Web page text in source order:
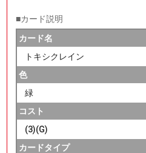
■カード説明
カード名
トキシクレイン
色
緑
コスト
(3)(G)
カードタイプ